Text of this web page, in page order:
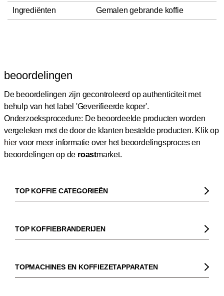
Ingrediënten Gemalen gebrande koffie
beoordelingen
De beoordelingen zijn gecontroleerd op authenticiteit met
behulp van het label 'Geverifieerde koper'.
Onderzoeksprocedure: De beoordeelde producten worden
vergeleken met de door de klanten bestelde producten. Klik op
hier voor meer informatie over het beoordelingsproces en
beoordelingen op de roastmarket.
TOP KOFFIE CATEGORIEËN
Koffiebonen
Biologische koffie
TOP KOFFIEBRANDERIJEN
Dinzler
Elbgold
TOPMACHINES EN KOFFIEZETAPPARATEN